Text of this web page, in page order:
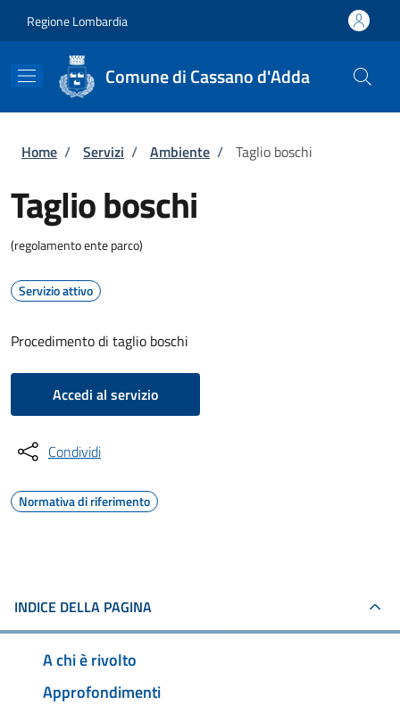
Regione Lombardia
Comune di Cassano d'Adda
Briciole di pane
Home / Servizi / Ambiente / Taglio boschi
Taglio boschi
(regolamento ente parco)
Servizio attivo
Procedimento di taglio boschi
Accedi al servizio
Condividi
Normativa di riferimento
INDICE DELLA PAGINA
A chi è rivolto
Approfondimenti